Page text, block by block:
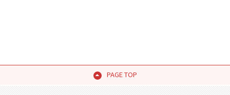
PAGE TOP